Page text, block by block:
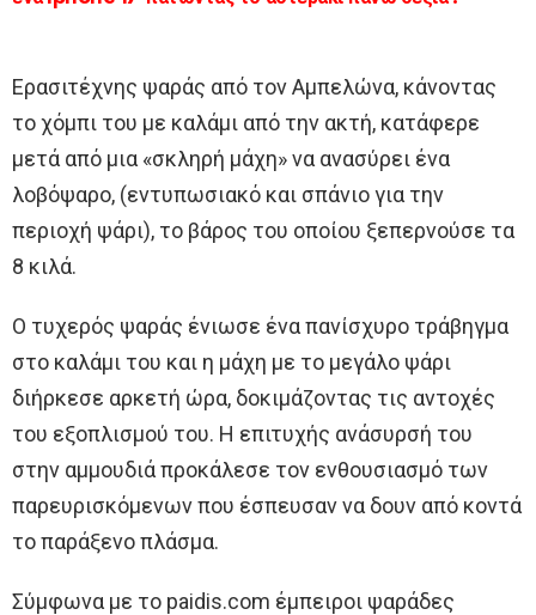
Eρασιτέχνης ψαράς από τον Αμπελώνα, κάνοντας
το χόμπι του με καλάμι από την ακτή, κατάφερε
μετά από μια «σκληρή μάχη» να ανασύρει ένα
λοβόψαρο, (εντυπωσιακό και σπάνιο για την
περιοχή ψάρι), το βάρος του οποίου ξεπερνούσε τα
8 κιλά.
Ο τυχερός ψαράς ένιωσε ένα πανίσχυρο τράβηγμα
στο καλάμι του και η μάχη με το μεγάλο ψάρι
διήρκεσε αρκετή ώρα, δοκιμάζοντας τις αντοχές
του εξοπλισμού του. Η επιτυχής ανάσυρσή του
στην αμμουδιά προκάλεσε τον ενθουσιασμό των
παρευρισκόμενων που έσπευσαν να δουν από κοντά
το παράξενο πλάσμα.
Σύμφωνα με το paidis.com έμπειροι ψαράδες